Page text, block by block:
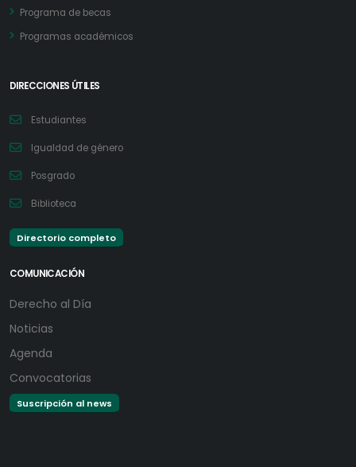
Programa de becas
Programas académicos
DIRECCIONES ÚTILES
Estudiantes
Igualdad de género
Posgrado
Biblioteca
Directorio completo
COMUNICACIÓN
Derecho al Día
Noticias
Agenda
Convocatorias
Suscripción al news